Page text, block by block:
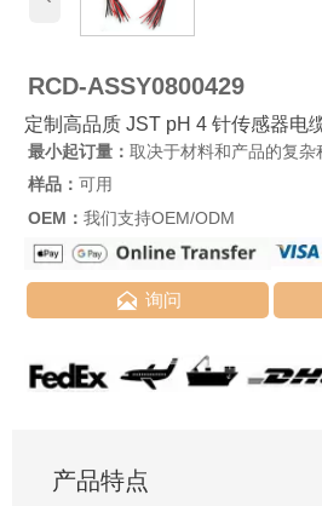
RCD-ASSY0800429
定制高品质 JST pH 4 针传感器电
最小起订量： 取决于材料和产品的复
样品： 可用
OEM： 我们支持OEM/ODM
 询问
产品特点